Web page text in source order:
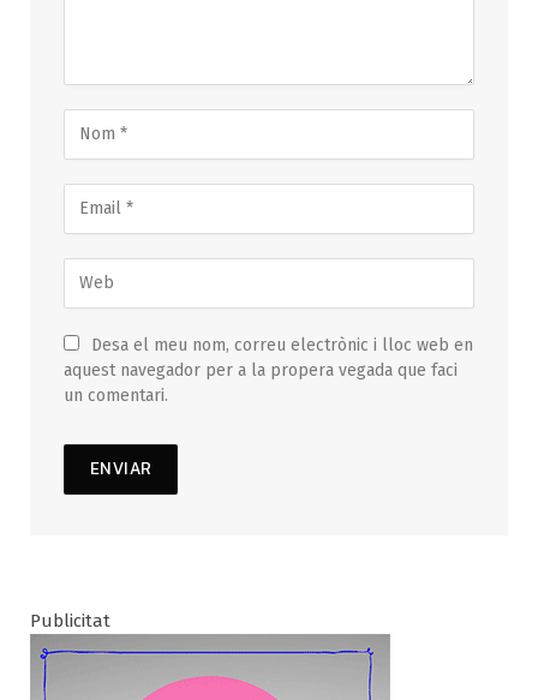
Desa el meu nom, correu electrònic i lloc web en
aquest navegador per a la propera vegada que faci
un comentari.
Publicitat